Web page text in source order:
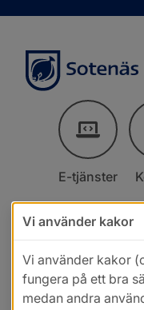
E-tjänster
Vi använder kakor
Vi använder kakor
fungera på ett bra
medan andra